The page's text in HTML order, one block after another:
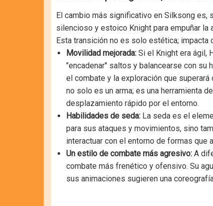
El cambio más significativo en Silksong es,
silencioso y estoico Knight para empuñar la
Esta transición no es solo estética; impacta
Movilidad mejorada: Si el Knight era ágil,
"encadenar" saltos y balancearse con su
el combate y la exploración que
no solo es un arma; es una herramienta
desplazamiento rápido por el entorno.
Habilidades de seda: La seda es el
para sus ataques y movimientos, sino
interactuar con el entorno de formas que
Un estilo de combate más agresivo: A
combate más frenético y ofensivo. Su
sus animaciones sugieren una